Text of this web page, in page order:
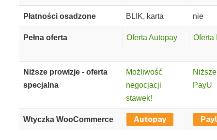
Płatności osadzone BLIK, karta nie
Pełna oferta Oferta Autopay Oferta
Niższe prowizje - oferta
specjalna
Możliwość
negocjacji
stawek!
PayU
Wtyczka WooCommerce Autopay